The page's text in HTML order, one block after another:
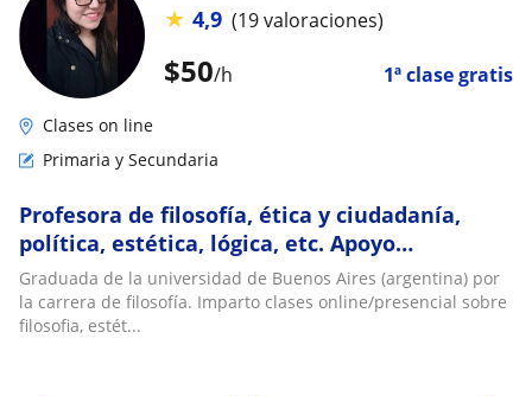
$50/h 1ª clase gratis
★ 4,9 (19 valoraciones)
Clases on line
Primaria y Secundaria
Profesora de filosofía, ética y ciudadanía,
política, estética, lógica, etc. Apoyo
secundaria, liceo, terciario universitario
Graduada de la universidad de Buenos Aires (argentina) por
la carrera de filosofía. Imparto clases online/presencial sobre
filosofia, estét...